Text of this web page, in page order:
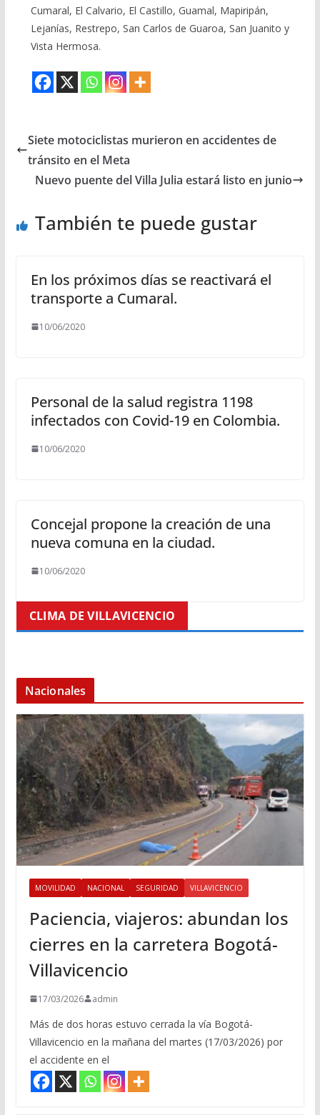
Cumaral, El Calvario, El Castillo, Guamal, Mapiripán,
Lejanías, Restrepo, San Carlos de Guaroa, San Juanito y
Vista Hermosa.
Siete motociclistas murieron en accidentes de
tránsito en el Meta
Nuevo puente del Villa Julia estará listo en junio
También te puede gustar
En los próximos días se reactivará el
transporte a Cumaral.
10/06/2020
Personal de la salud registra 1198
infectados con Covid-19 en Colombia.
10/06/2020
Concejal propone la creación de una
nueva comuna en la ciudad.
10/06/2020
CLIMA DE VILLAVICENCIO
Nacionales
MOVILIDAD NACIONAL SEGURIDAD VILLAVICENCIO
Paciencia, viajeros: abundan los
cierres en la carretera Bogotá-
Villavicencio
17/03/2026 admin
Más de dos horas estuvo cerrada la vía Bogotá-
Villavicencio en la mañana del martes (17/03/2026) por
el accidente en el